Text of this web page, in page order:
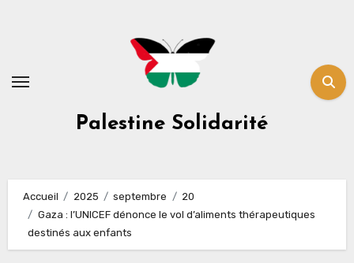
Palestine Solidarité
Accueil 2025 septembre
20
Gaza : l’UNICEF dénonce le vol d’aliments thérapeutiques
destinés aux enfants